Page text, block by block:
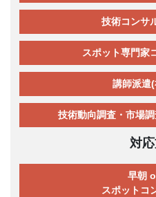
技術コンサ
スポット専門家
講師派遣
技術動向調査・市場
対
早朝
スポットコ